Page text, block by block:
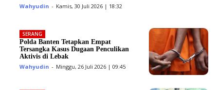
Wahyudin - Kamis, 30 Juli 2026 | 18:32
SERANG
Polda Banten Tetapkan Empat
Tersangka Kasus Dugaan Penculikan
Aktivis di Lebak
Wahyudin - Minggu, 26 Juli 2026 | 09:45